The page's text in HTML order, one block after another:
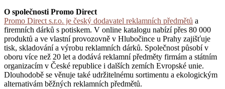
O společnosti Promo Direct
Promo Direct s.r.o. je český dodavatel reklamních předmětů a
firemních dárků s potiskem. V online katalogu nabízí přes 80 000
produktů a ve vlastní provozovně v Hlubočince u Prahy zajišťuje
tisk, skladování a výrobu reklamních dárků. Společnost působí v
oboru více než 20 let a dodává reklamní předměty firmám a státním
organizacím v České republice i dalších zemích Evropské unie.
Dlouhodobě se věnuje také udržitelnému sortimentu a ekologickým
alternativám běžných reklamních předmětů.